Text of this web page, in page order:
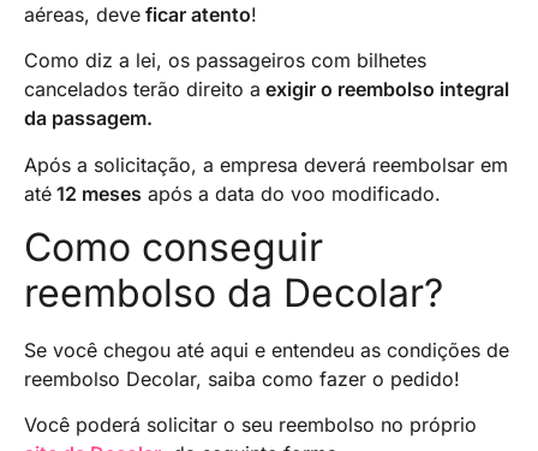
aéreas, deve ficar atento!
Como diz a lei, os passageiros com bilhetes
cancelados terão direito a exigir o reembolso integral
da passagem.
Após a solicitação, a empresa deverá reembolsar em
até 12 meses após a data do voo modificado.
Como conseguir
reembolso da Decolar?
Se você chegou até aqui e entendeu as condições de
reembolso Decolar, saiba como fazer o pedido!
Você poderá solicitar o seu reembolso no próprio